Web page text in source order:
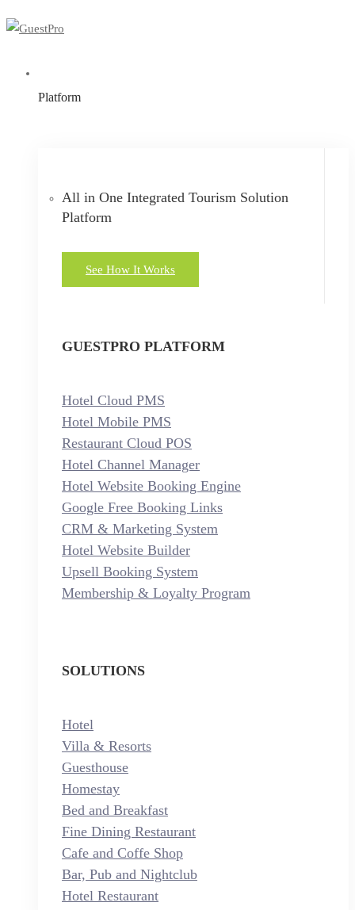
Platform
All in One Integrated Tourism Solution
Platform
See How It Works
GUESTPRO PLATFORM
Hotel Cloud PMS
Hotel Mobile PMS
Restaurant Cloud POS
Hotel Channel Manager
Hotel Website Booking Engine
Google Free Booking Links
CRM & Marketing System
Hotel Website Builder
Upsell Booking System
Membership & Loyalty Program
SOLUTIONS
Hotel
Villa & Resorts
Guesthouse
Homestay
Bed and Breakfast
Fine Dining Restaurant
Cafe and Coffe Shop
Bar, Pub and Nightclub
Hotel Restaurant